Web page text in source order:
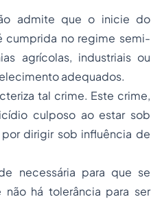
admite que o inicie do
cumprida no regime semi-
agrícolas, industriais ou
adequados.
tal crime. Este crime,
culposo ao estar sob
dirigir sob influência de
necessária para que se
há tolerância para ser